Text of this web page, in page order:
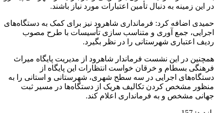
در این زمینه به دنبال تأمین اعتبارات مورد نیاز باشند.
حمیدی اضافه کرد: فرمانداری شاهرود نیز برای کمک به دستگاه‌های
اجرایی، جمع آوری و متناسب سازی تأسیسات با طرح مصوب
ردیف اعتباری شهرستانی را در نظر بگیرد.
همچنین در این نشست فرماندار شاهرود از مدیریت پایگاه میراث
فرهنگی بسطام و خرقان خواست انتظارات این پایگاه از
دستگاه‌های اجرایی در سه سطح شهری، شهرستانی و استانی را به
منظور مشخص کردن تکالیف هریک از دستگاه‌ها در مسیر ثبت
جهانی مشخص و به فرمانداری اعلام کند.